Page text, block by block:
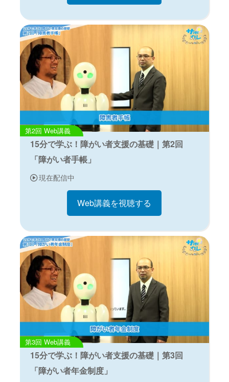
Web講義
15分で学ぶ！障がい者支援の基礎｜第2回
「障がい者手帳」
現在配信中
Web講義を視聴する
Web講義
15分で学ぶ！障がい者支援の基礎｜第3回
「障がい者年金制度」